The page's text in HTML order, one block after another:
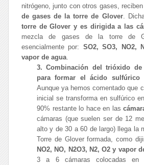
nitrógeno, junto con otros gases,
de gases de la torre de Glover.
torre de Glover y es dirigida a las
mezcla de gases de la torre de
esencialmente por: SO2, SO3, NO2,
vapor de agua
3. Combinación del trióxido
para formar el ácido sulfúrico
Aunque ya hemos comentado que
inicial se transforma en sulfúrico
90% restante lo hace en las
cámaras (que suelen ser de 12
alto y de 30 a 60 de largo) llega la
Torre de Glover formada, como
NO2, NO, N2O3, N2, O2 y vapor
3 a 6 cámaras colocadas en